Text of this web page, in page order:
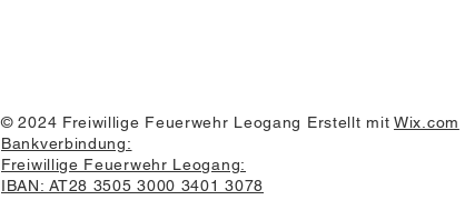
© 2024 Freiwillige Feuerwehr Leogang Erstellt mitWix.com
Bankverbindung:
Freiwillige Feuerwehr Leogang:
IBAN: AT28 3505 3000 3401 3078